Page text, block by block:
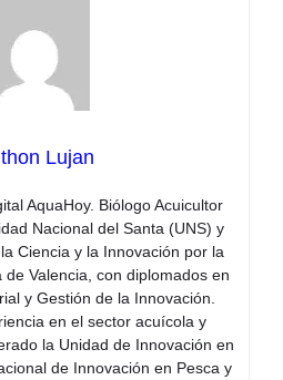
Lujan
AquaHoy. Biólogo Acuicultor
Nacional del Santa (UNS) y
Ciencia y la Innovación por la
de Valencia, con diplomados en
y Gestión de la Innovación.
en el sector acuícola y
la Unidad de Innovación en
de Innovación en Pesca y